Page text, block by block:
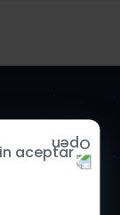
aceptar